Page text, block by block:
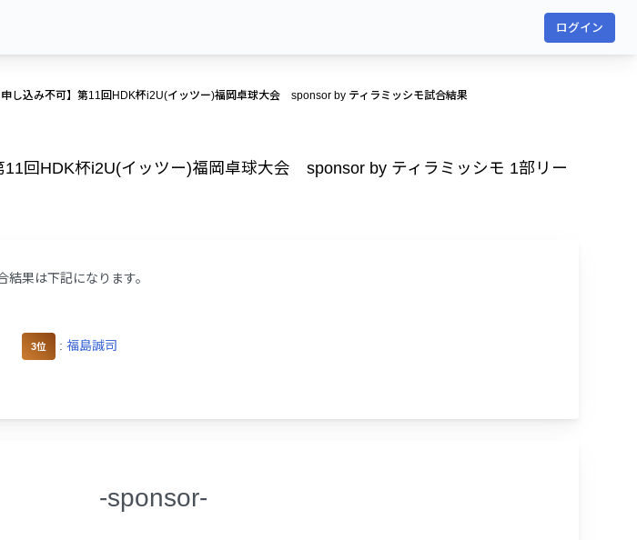
ログイン
し込み不可】第11回HDK杯i2U(イッツー)福岡卓球大会 sponsor by ティラミッシモ試合結果
11回HDK杯i2U(イッツー)福岡卓球大会 sponsor by ティラミッシモ 1部リー
結果は下記になります。
3位 : 福島誠司
-sponsor-